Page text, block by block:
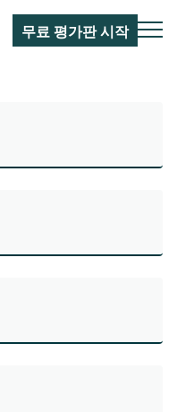
무료 평가판 시작